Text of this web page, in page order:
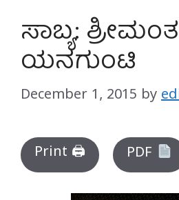
ಸಾಬ್ಯ:
ಯನಗುಂಟಿ
December 1, 2015 by
Print 🖨 PDF